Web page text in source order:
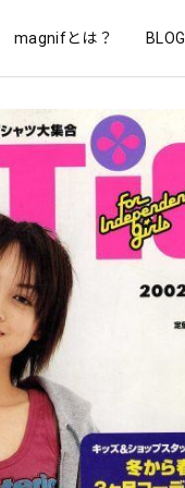
magnifとは？ BLOG